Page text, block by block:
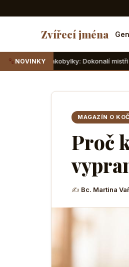
Zvířecí jména
NOVINKY
Dokonalí mistři maskování,
MAGAZÍN O
Proč
✍ Bc. Martina